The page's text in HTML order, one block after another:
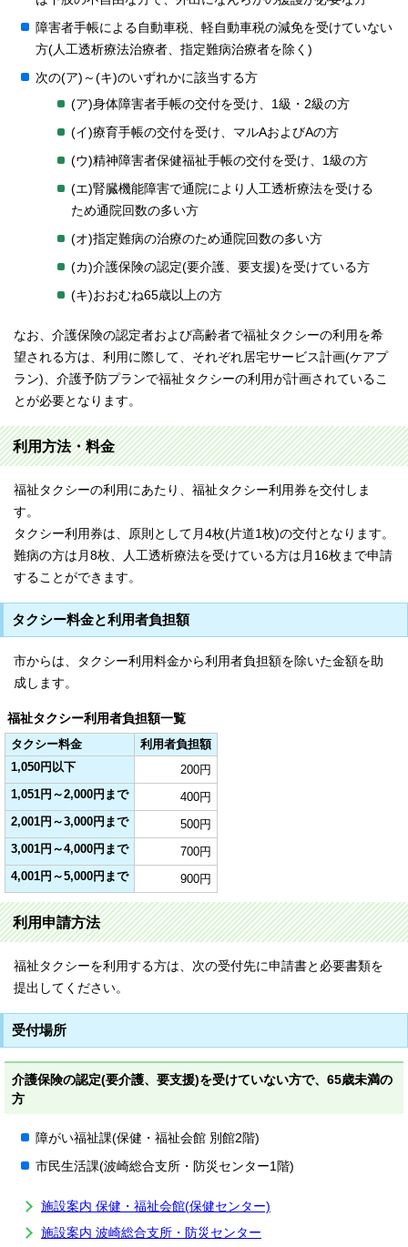
障害者手帳による自動車税、軽自動車税の減免を受けていない
方(人工透析療法治療者、指定難病治療者を除く)
次の(ア)～(キ)のいずれかに該当する方
(ア)身体障害者手帳の交付を受け、1級・2級の方
(イ)療育手帳の交付を受け、マルAおよびAの方
(ウ)精神障害者保健福祉手帳の交付を受け、1級の方
(エ)腎臓機能障害で通院により人工透析療法を受ける
ため通院回数の多い方
(オ)指定難病の治療のため通院回数の多い方
(カ)介護保険の認定(要介護、要支援)を受けている方
(キ)おおむね65歳以上の方
なお、介護保険の認定者および高齢者で福祉タクシーの利用を希
望される方は、利用に際して、それぞれ居宅サービス計画(ケアプ
ラン)、介護予防プランで福祉タクシーの利用が計画されているこ
とが必要となります。
利用方法・料金
福祉タクシーの利用にあたり、福祉タクシー利用券を交付しま
す。
タクシー利用券は、原則として月4枚(片道1枚)の交付となります。
難病の方は月8枚、人工透析療法を受けている方は月16枚まで申請
することができます。
タクシー料金と利用者負担額
市からは、タクシー利用料金から利用者負担額を除いた金額を助
成します。
福祉タクシー利用者負担額一覧
タクシー料金
利用者負担額
1,050円以下
200円
1,051円～2,000円まで
400円
2,001円～3,000円まで
500円
3,001円～4,000円まで
700円
4,001円～5,000円まで
900円
利用申請方法
福祉タクシーを利用する方は、次の受付先に申請書と必要書類を
提出してください。
受付場所
介護保険の認定(要介護、要支援)を受けていない方で、65歳未満の
方
障がい福祉課(保健・福祉会館 別館2階)
市民生活課(波崎総合支所・防災センター1階)
施設案内 保健・福祉会館(保健センター)
施設案内 波崎総合支所・防災センター